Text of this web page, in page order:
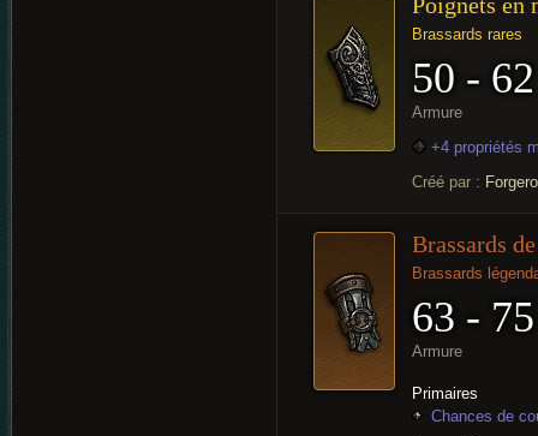
Brassards rares
50 - 62
Armure
+4 propriétés
Créé par :
Brassards
Brassards
63 - 75
Armure
Primaires
Chances de